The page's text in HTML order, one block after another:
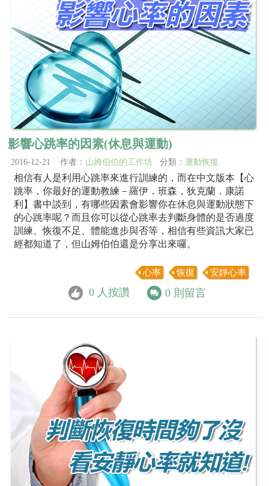
影響心跳率的因素(休息與運動)
2016-12-21 作者： 山姆伯伯的工作坊 分類： 運動恢復
相信有人是利用心跳率來進行訓練的，而在中文版本【心
跳率，你最好的運動教練－羅伊．班森，狄克蘭．康諾
利】書中談到，有哪些因素會影響你在休息與運動狀態下
的心跳率呢？而且你可以從心跳率去判斷身體的是否過度
訓練、恢復不足、體能進步與否等，相信有些資訊大家已
經都知道了，但山姆伯伯還是分享出來囉。
心率 恢復 安靜心率
0 人按讚 0 則留言